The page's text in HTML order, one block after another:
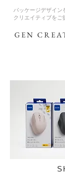
パッケージデザイン
クリエイティブをご
GEN